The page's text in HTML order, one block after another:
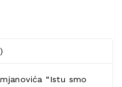
“Istu smo